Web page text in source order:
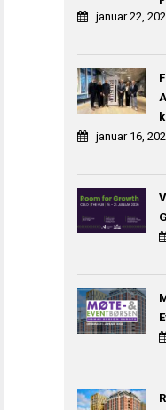
januar 22,
januar 16,